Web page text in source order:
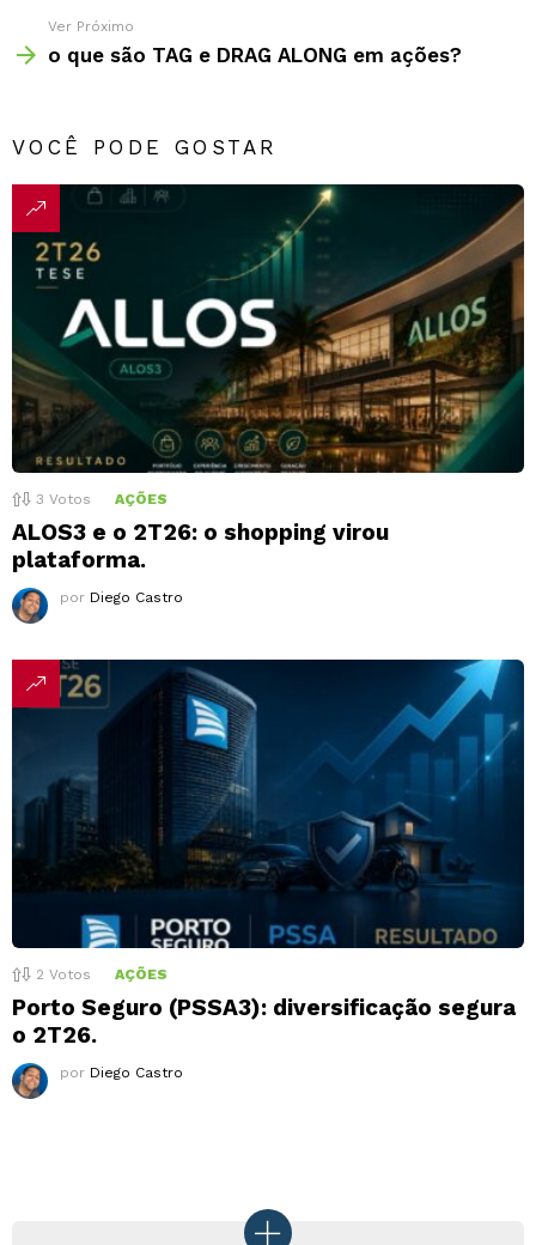
Ver Próximo
o que são TAG e DRAG ALONG em ações?
VOCÊ PODE GOSTAR
3 Votos AÇÕES
ALOS3 e o 2T26: o shopping virou
plataforma.
por Diego Castro
2 Votos AÇÕES
Porto Seguro (PSSA3): diversificação segura
o 2T26.
por Diego Castro